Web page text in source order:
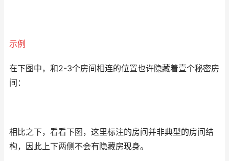
示例
在下图中，和2-3个房间相连的位置也许隐藏着壹个秘密房
间：
相比之下，看看下图，这里标注的房间并非典型的房间结
构，因此上下两侧不会有隐藏房现身。